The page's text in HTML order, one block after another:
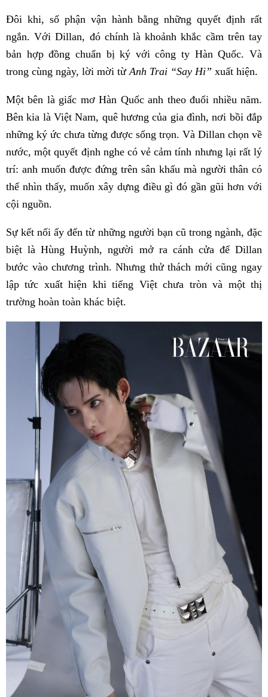
Đôi khi, số phận vận hành bằng những quyết định rất
ngắn. Với Dillan, đó chính là khoảnh khắc cầm trên tay
bản hợp đồng chuẩn bị ký với công ty Hàn Quốc. Và
trong cùng ngày, lời mời từAnh Trai “Say Hi” xuất hiện.
Một bên là giấc mơ Hàn Quốc anh theo đuổi nhiều năm.
Bên kia là Việt Nam, quê hương của gia đình, nơi bồi đắp
những ký ức chưa từng được sống trọn. Và Dillan chọn về
nước, một quyết định nghe có vẻ cảm tính nhưng lại rất lý
trí: anh muốn được đứng trên sân khấu mà người thân có
thể nhìn thấy, muốn xây dựng điều gì đó gần gũi hơn với
cội nguồn.
Sự kết nối ấy đến từ những người bạn cũ trong ngành, đặc
biệt là Hùng Huỳnh, người mở ra cánh cửa để Dillan
bước vào chương trình. Nhưng thử thách mới cũng ngay
lập tức xuất hiện khi tiếng Việt chưa tròn và một thị
trường hoàn toàn khác biệt.